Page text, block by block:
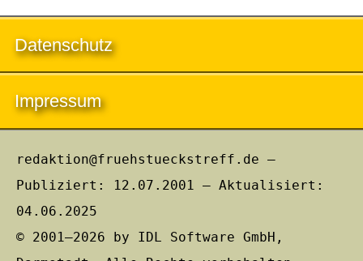
Datenschutz
Impressum
redaktion@fruehstueckstreff.de –
Publiziert: 12.07.2001 – Aktualisiert:
04.06.2025
© 2001–2026 by IDL Software GmbH,